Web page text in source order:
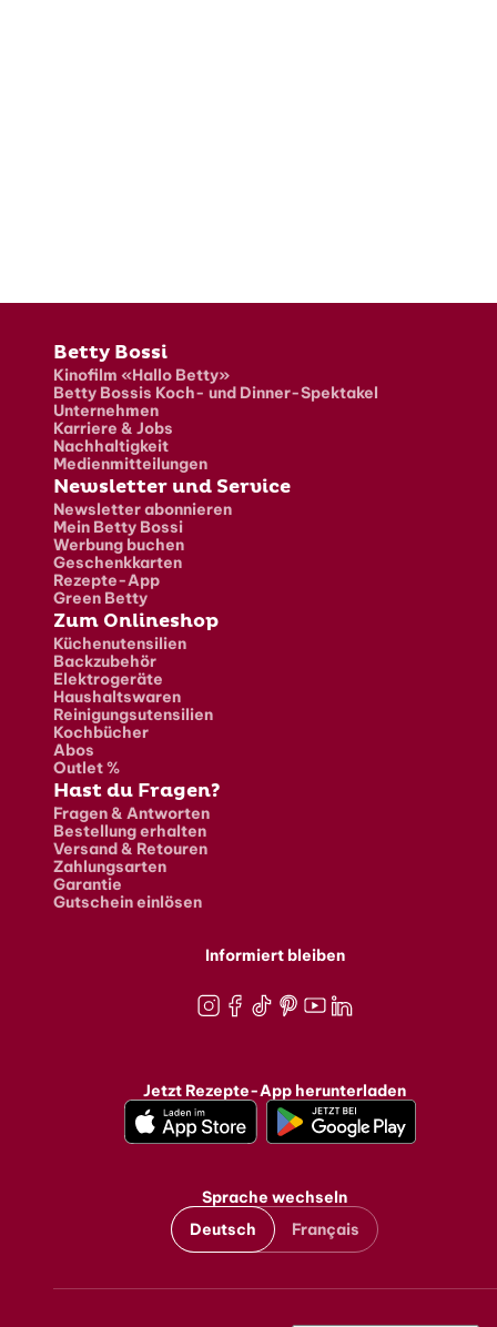
Fusszeile
Betty Bossi
Kinofilm «Hallo Betty»
Betty Bossis Koch- und Dinner-Spektakel
Unternehmen
Karriere & Jobs
Nachhaltigkeit
Medienmitteilungen
Newsletter und Service
Newsletter abonnieren
Mein Betty Bossi
Werbung buchen
Geschenkkarten
Rezepte-App
Green Betty
Zum Onlineshop
Küchenutensilien
Backzubehör
Elektrogeräte
Haushaltswaren
Reinigungsutensilien
Kochbücher
Abos
Outlet %
Hast du Fragen?
Fragen & Antworten
Bestellung erhalten
Versand & Retouren
Zahlungsarten
Garantie
Gutschein einlösen
Informiert bleiben
Jetzt Rezepte-App herunterladen
Sprache wechseln
Deutsch
Français